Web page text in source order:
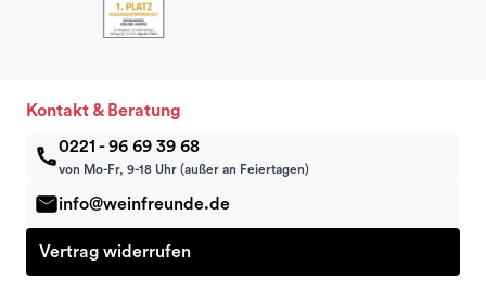
Kontakt & Beratung
0221 - 96 69 39 68
von Mo-Fr, 9-18 Uhr (außer an Feiertagen)
info@weinfreunde.de
Vertrag widerrufen